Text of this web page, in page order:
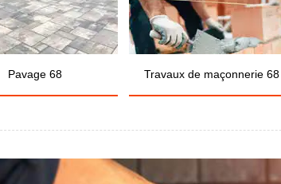
Pavage 68 Travaux de maçonnerie 68